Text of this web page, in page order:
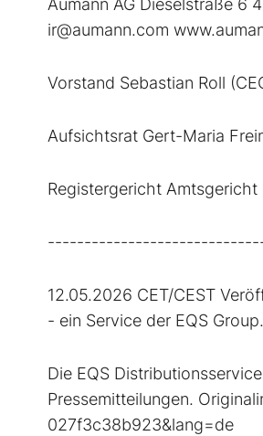
Aumann AG Dieselstraße 6
ir@aumann.com
Vorstand Sebastian Roll
Aufsichtsrat Gert-Maria
Registergericht Amtsgericht
12.05.2026 CET/CEST
- ein Service der EQS
Die EQS
Pressemitteilungen.
027f3c38b923&lang=de